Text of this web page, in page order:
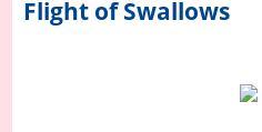
Flight of Swallows